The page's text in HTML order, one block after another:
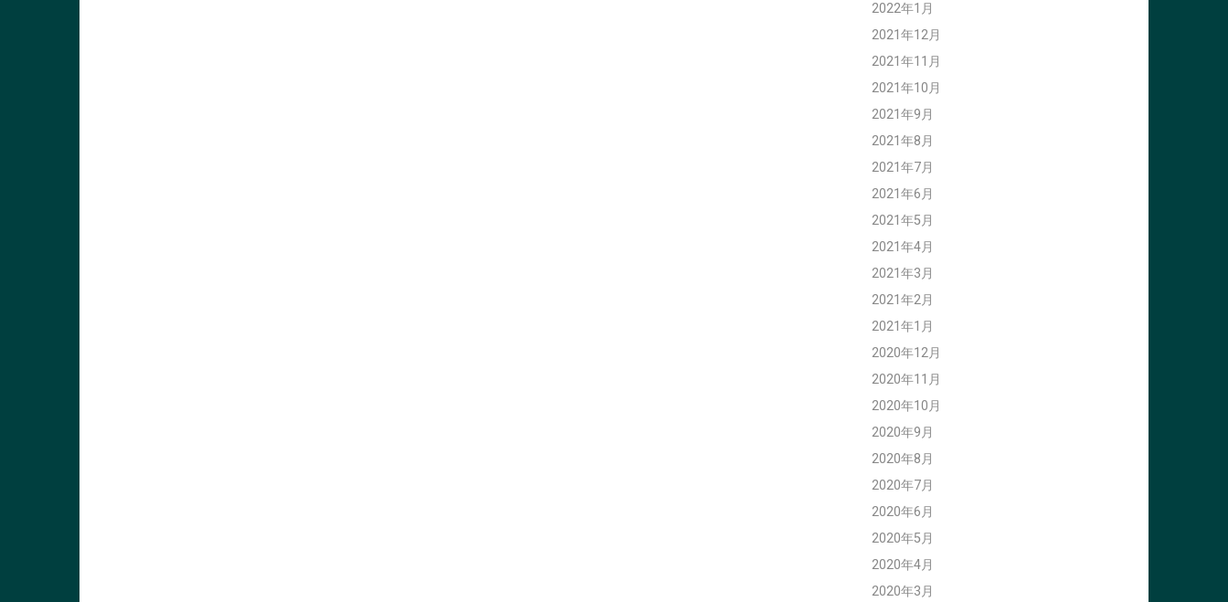
2022年1月
2021年12月
2021年11月
2021年10月
2021年9月
2021年8月
2021年7月
2021年6月
2021年5月
2021年4月
2021年3月
2021年2月
2021年1月
2020年12月
2020年11月
2020年10月
2020年9月
2020年8月
2020年7月
2020年6月
2020年5月
2020年4月
2020年3月